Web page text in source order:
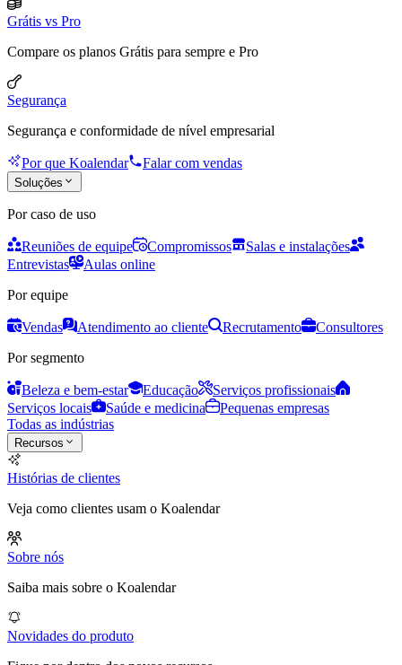
Grátis vs Pro
Compare os planos Grátis para sempre e Pro
Segurança
Segurança e conformidade de nível empresarial
Por que Koalendar Falar com vendas
Soluções
Por caso de uso
Reuniões de equipe Compromissos
Salas e instalações
Entrevistas
Aulas online
Por equipe
Vendas Atendimento ao cliente Recrutamento
Consultores
Por segmento
Beleza e bem-estar Educação
Serviços profissionais
Serviços locais
Saúde e medicina
Pequenas empresas
Todas as indústrias
Recursos
Histórias de clientes
Veja como clientes usam o Koalendar
Sobre nós
Saiba mais sobre o Koalendar
Novidades do produto